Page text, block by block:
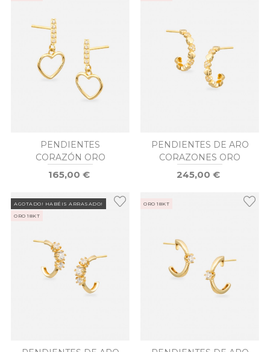
PENDIENTES
CORAZÓN ORO
165,00 €
PENDIENTES DE ARO
CORAZONES ORO
245,00 €
AGOTADO! HABÉIS ARRASADO!
ORO 18KT
ORO 18KT